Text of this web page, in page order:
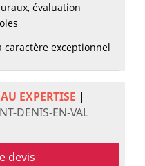
évaluation
caractère exceptionnel
EXPERTISE |
DENIS-EN-VAL
devis